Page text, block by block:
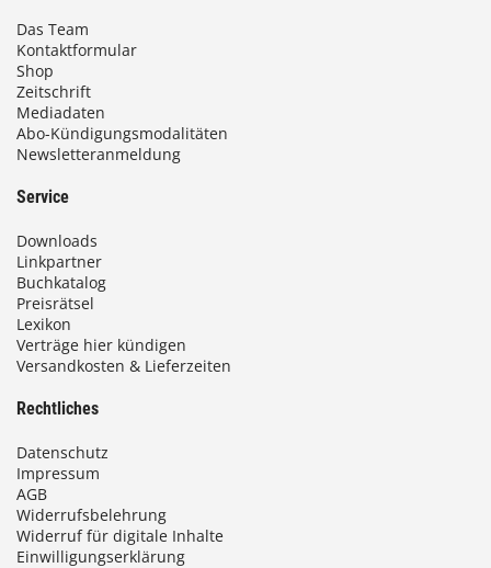
Das Team
Kontaktformular
Shop
Zeitschrift
Mediadaten
Abo-Kündigungsmodalitäten
Newsletteranmeldung
Service
Downloads
Linkpartner
Buchkatalog
Preisrätsel
Lexikon
Verträge hier kündigen
Versandkosten & Lieferzeiten
Rechtliches
Datenschutz
Impressum
AGB
Widerrufsbelehrung
Widerruf für digitale Inhalte
Einwilligungserklärung